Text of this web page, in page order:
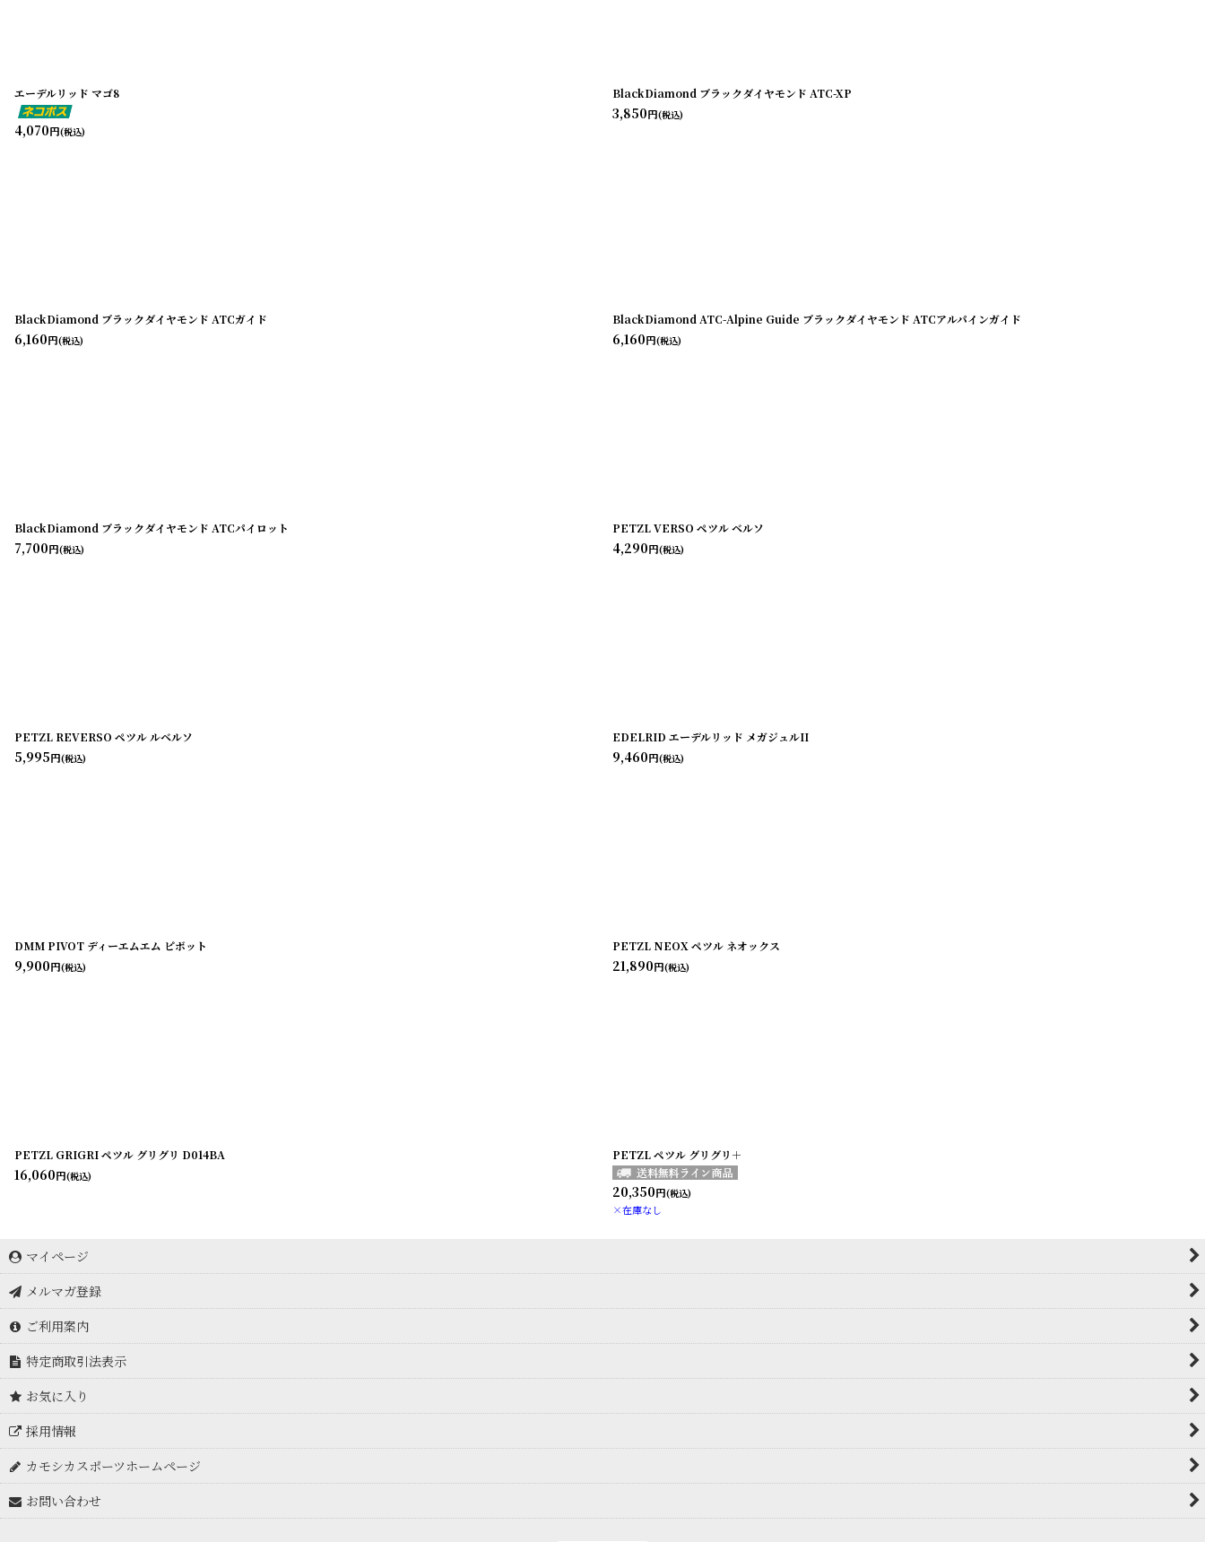
エーデルリッド マゴ8
4,070円(税込)
BlackDiamond ブラックダイヤモンド ATC-XP
3,850円(税込)
BlackDiamond ブラックダイヤモンド ATCガイド
6,160円(税込)
BlackDiamond ATC-Alpine Guide ブラックダイヤモンド ATCアルパインガイド
6,160円(税込)
BlackDiamond ブラックダイヤモンド ATCパイロット
7,700円(税込)
PETZL VERSO ペツル ベルソ
4,290円(税込)
PETZL REVERSO ペツル ルベルソ
5,995円(税込)
EDELRID エーデルリッド メガジュルII
9,460円(税込)
DMM PIVOT ディーエムエム ピボット
9,900円(税込)
PETZL NEOX ペツル ネオックス
21,890円(税込)
PETZL GRIGRI ペツル グリグリ D014BA
16,060円(税込)
PETZL ペツル グリグリ＋
20,350円(税込)
×在庫なし
マイページ
メルマガ登録
ご利用案内
特定商取引法表示
お気に入り
採用情報
カモシカスポーツホームページ
お問い合わせ